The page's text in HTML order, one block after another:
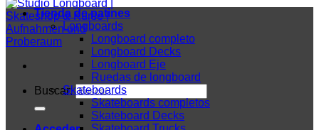
Buscar:
Tienda de patines
Longboards
Longboard completo
Longboard Decks
Longboard Eje
Ruedas de longboard
Skateboards
Skateboards completos
Skateboard Decks